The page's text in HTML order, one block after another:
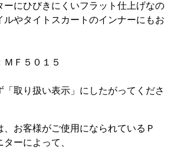
ーにひびきにくいフラット仕上げなの
ルやタイトスカートのインナーにもお
Ｆ５０１５
取り扱い表示」にしたがってくださ
、お客様がご使用になられているＰ
ーによって、